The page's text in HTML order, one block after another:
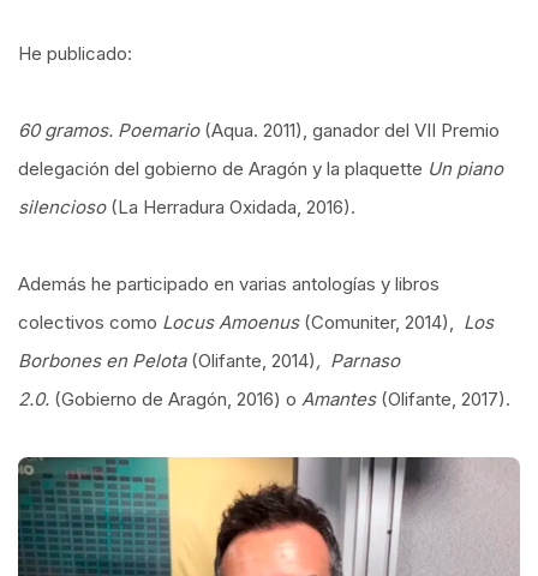
He publicado:
60 gramos. Poemario (Aqua. 2011), ganador del VII Premio
delegación del gobierno de Aragón y la plaquette Un piano
silencioso (La Herradura Oxidada, 2016).
Además he participado en varias antologías y libros
colectivos como Locus Amoenus (Comuniter, 2014), Los
Borbones en Pelota (Olifante, 2014), Parnaso
2.0. (Gobierno de Aragón, 2016) o Amantes(Olifante, 2017).